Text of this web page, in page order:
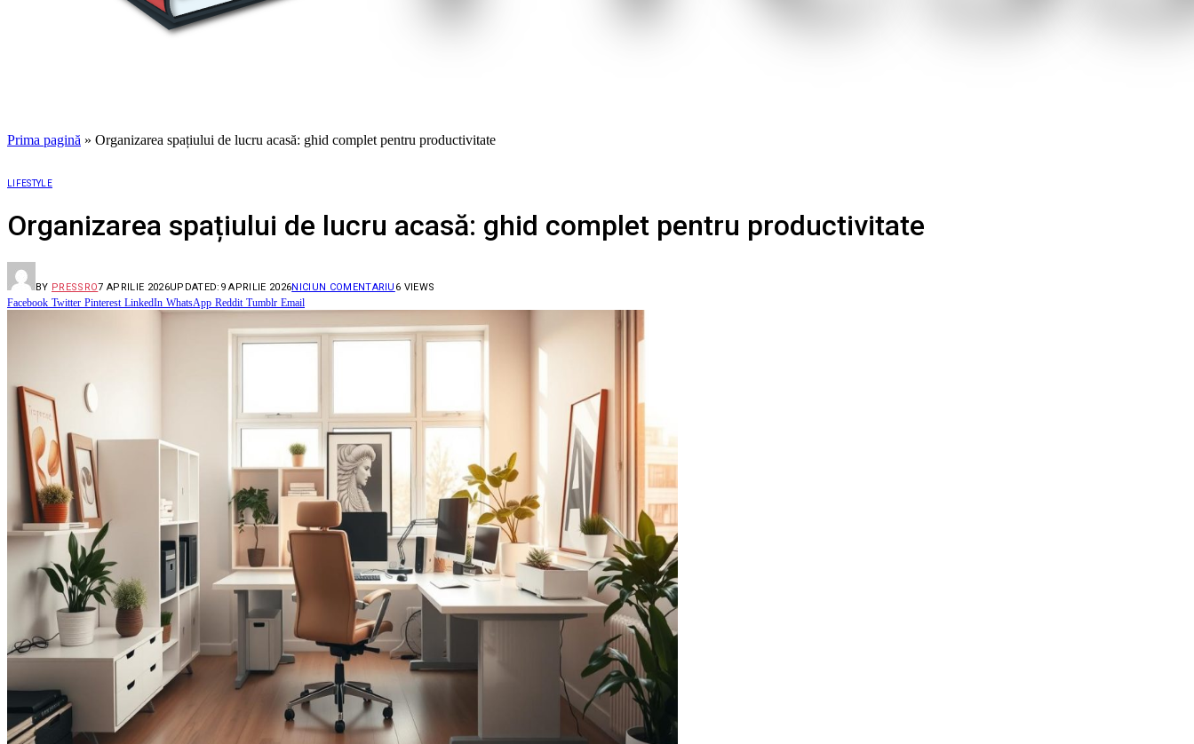
Prima pagină » Organizarea spațiului de lucru acasă: ghid complet pentru productivitate
LIFESTYLE
Organizarea spațiului de lucru acasă: ghid complet pentru productivitate
BY PRESSRO7 APRILIE 2026UPDATED: 9 APRILIE 2026NICIUN COMENTARIU 6 VIEWS
Facebook Twitter Pinterest LinkedIn WhatsApp Reddit Tumblr Email